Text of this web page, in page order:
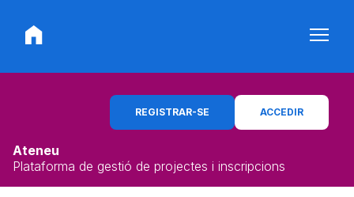
Ateneu
Plataforma de gestió de projectes i inscripcions
REGISTRAR-SE ACCEDIR